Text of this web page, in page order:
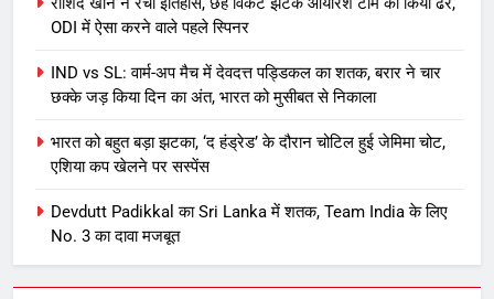
ODI में ऐसा करने वाले पहले स्पिनर
IND vs SL: वार्म-अप मैच में देवदत्त पड्डिकल का शतक, बरार ने चार
छक्के जड़ किया दिन का अंत, भारत को मुसीबत से निकाला
भारत को बहुत बड़ा झटका, ‘द हंड्रेड’ के दौरान चोटिल हुई जेमिमा चोट,
एशिया कप खेलने पर सस्पेंस
Devdutt Padikkal का Sri Lanka में शतक, Team India के लिए
No. 3 का दावा मजबूत